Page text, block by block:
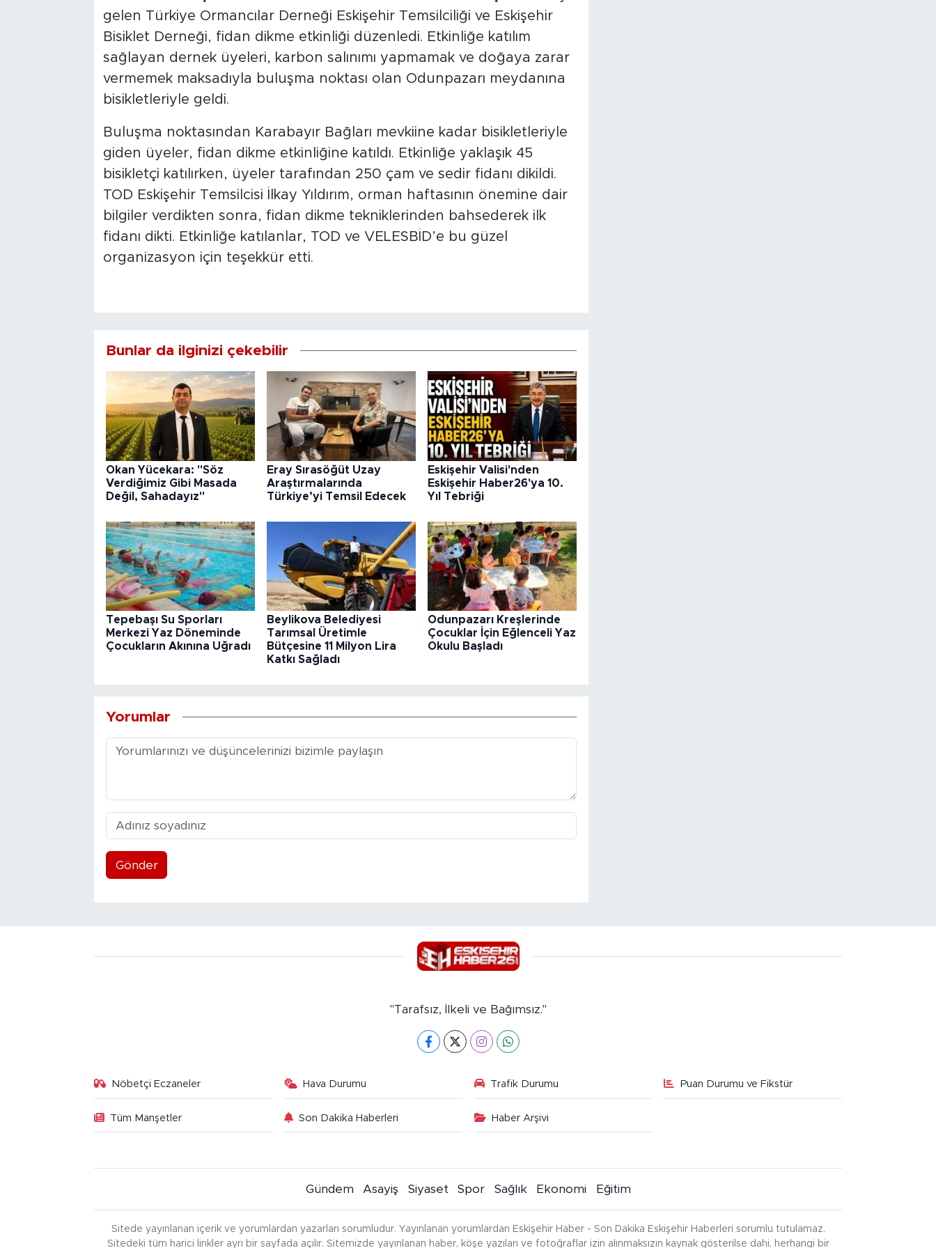
gelen Türkiye Ormancılar Derneği Eskişehir Temsilciliği ve Eskişehir
Bisiklet Derneği, fidan dikme etkinliği düzenledi. Etkinliğe katılım
sağlayan dernek üyeleri, karbon salınımı yapmamak ve doğaya zarar
vermemek maksadıyla buluşma noktası olan Odunpazarı meydanına
bisikletleriyle geldi.
Buluşma noktasından Karabayır Bağları mevkiine kadar bisikletleriyle
giden üyeler, fidan dikme etkinliğine katıldı. Etkinliğe yaklaşık 45
bisikletçi katılırken, üyeler tarafından 250 çam ve sedir fidanı dikildi.
TOD Eskişehir Temsilcisi İlkay Yıldırım, orman haftasının önemine dair
bilgiler verdikten sonra, fidan dikme tekniklerinden bahsederek ilk
fidanı dikti. Etkinliğe katılanlar, TOD ve VELESBİD’e bu güzel
organizasyon için teşekkür etti.
Bunlar da ilginizi çekebilir
Okan Yücekara: "Söz
Verdiğimiz Gibi Masada
Değil, Sahadayız"
Eray Sırasöğüt Uzay
Araştırmalarında
Türkiye’yi Temsil Edecek
Eskişehir Valisi'nden
Eskişehir Haber26'ya 10.
Yıl Tebriği
Tepebaşı Su Sporları
Merkezi Yaz Döneminde
Çocukların Akınına Uğradı
Beylikova Belediyesi
Tarımsal Üretimle
Bütçesine 11 Milyon Lira
Katkı Sağladı
Odunpazarı Kreşlerinde
Çocuklar İçin Eğlenceli Yaz
Okulu Başladı
Yorumlar
Gönder
"Tarafsız, İlkeli ve Bağımsız."
Nöbetçi Eczaneler Hava Durumu Trafik Durumu Puan Durumu ve Fikstür
Tüm Manşetler Son Dakika Haberleri Haber Arşivi
Gündem Asayiş Siyaset Spor Sağlık Ekonomi Eğitim
Sitede yayınlanan içerik ve yorumlardan yazarları sorumludur. Yayınlanan yorumlardan Eskişehir Haber - Son Dakika Eskişehir Haberleri sorumlu tutulamaz.
Sitedeki tüm harici linkler ayrı bir sayfada açılır. Sitemizde yayınlanan haber, köşe yazıları ve fotoğraflar izin alınmaksızın kaynak gösterilse dahi, herhangi bir